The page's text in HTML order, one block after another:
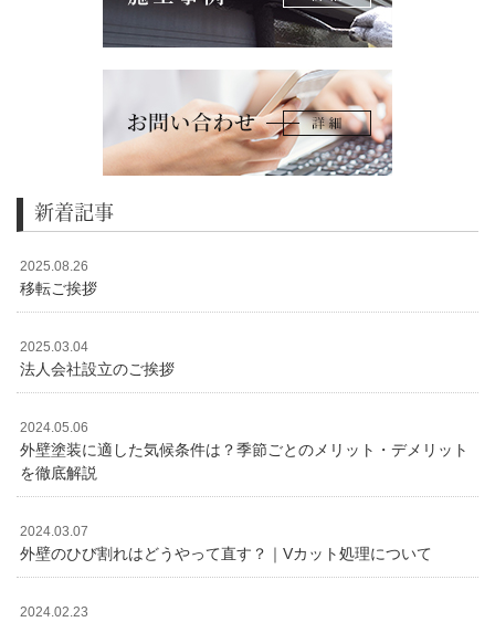
新着記事
2025.08.26
移転ご挨拶
2025.03.04
法人会社設立のご挨拶
2024.05.06
外壁塗装に適した気候条件は？季節ごとのメリット・デメリット
を徹底解説
2024.03.07
外壁のひび割れはどうやって直す？｜Vカット処理について
2024.02.23